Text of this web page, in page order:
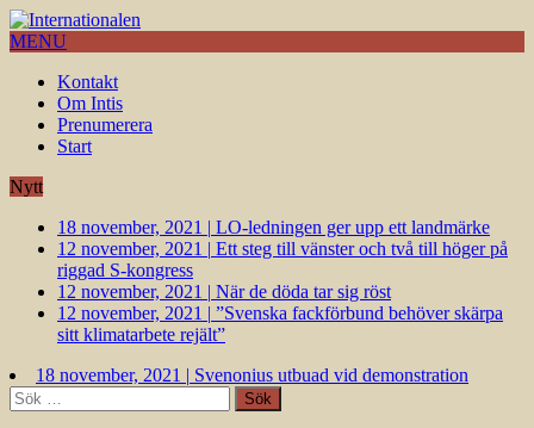
MENU
Kontakt
Om Intis
Prenumerera
Start
Nytt
18 november, 2021 | LO-ledningen ger upp ett landmärke
12 november, 2021 | Ett steg till vänster och två till höger på
riggad S-kongress
12 november, 2021 | När de döda tar sig röst
12 november, 2021 | ”Svenska fackförbund behöver skärpa
sitt klimatarbete rejält”
18 november, 2021 | Svenonius utbuad vid demonstration
Sök
efter: